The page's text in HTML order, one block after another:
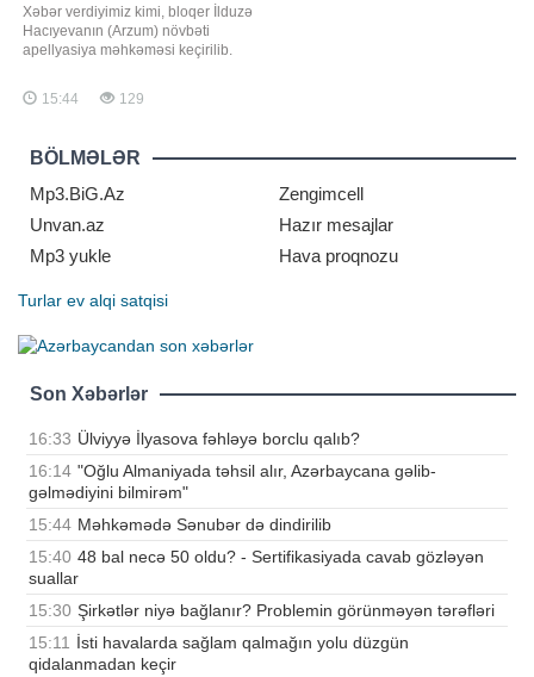
Xəbər verdiyimiz kimi, bloqer İlduzə
Hacıyevanın (Arzum) növbəti
apellyasiya məhkəməsi keçirilib.
zamanı blogerin vəkillərinin təkrar
ekspertiza təyin edilməsi istəyi
müəyyən vaxta təyin edilib.
Məhkəmədə qəza zamanı
avtomobildə olan Sənubə
15:44 129
BÖLMƏLƏR
Mp3.BiG.Az
Zengimcell
Unvan.az
Hazır mesajlar
Mp3 yukle
Hava proqnozu
Turlar ev alqi satqisi
Son Xəbərlər
16:33 Ülviyyə İlyasova fəhləyə borclu qalıb?
16:14 "Oğlu Almaniyada təhsil alır, Azərbaycana gəlib-
gəlmədiyini bilmirəm"
15:44 Məhkəmədə Sənubər də dindirilib
15:40 48 bal necə 50 oldu? - Sertifikasiyada cavab gözləyən
suallar
15:30 Şirkətlər niyə bağlanır? Problemin görünməyən tərəfləri
15:11 İsti havalarda sağlam qalmağın yolu düzgün
qidalanmadan keçir